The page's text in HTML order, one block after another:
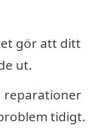
gör att ditt
ut.
reparationer
tidigt.